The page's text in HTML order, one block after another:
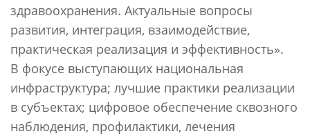
здравоохранения. Актуальные вопросы
развития, интеграция, взаимодействие,
практическая реализация и эффективность».
В фокусе выступающих национальная
инфраструктура; лучшие практики реализации
в субъектах; цифровое обеспечение сквозного
наблюдения, профилактики, лечения